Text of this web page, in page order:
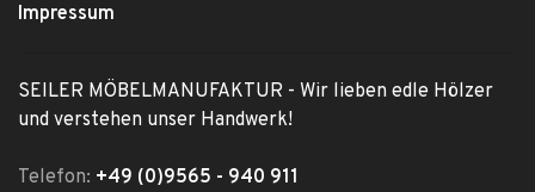
Impressum
SEILER MÖBELMANUFAKTUR - Wir lieben edle Hölzer
und verstehen unser Handwerk!
Telefon: +49 (0)9565 - 940 911